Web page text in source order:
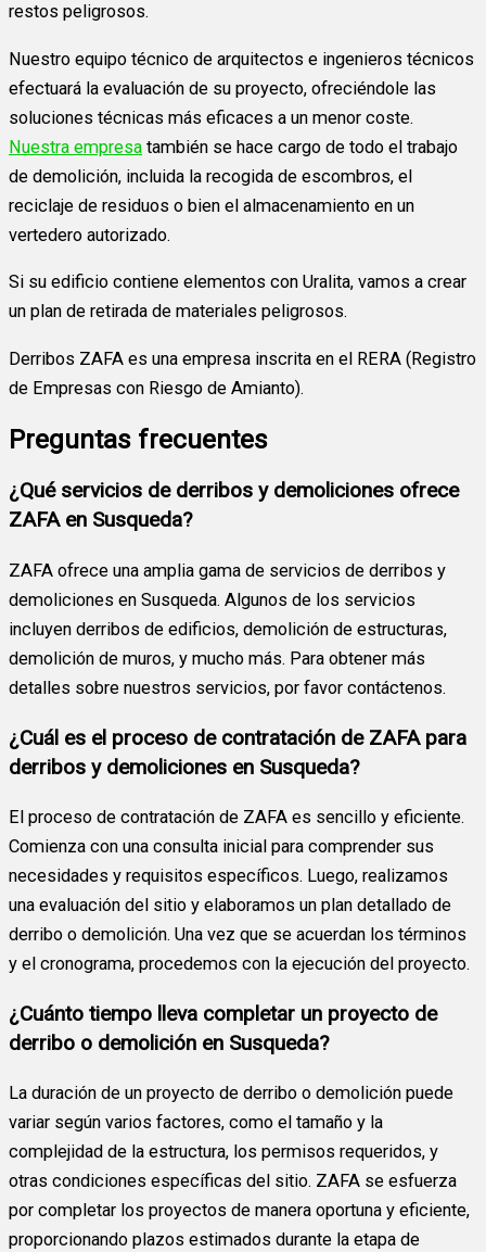
restos peligrosos.
Nuestro equipo técnico de arquitectos e ingenieros técnicos
efectuará la evaluación de su proyecto, ofreciéndole las
soluciones técnicas más eficaces a un menor coste.
Nuestra empresa también se hace cargo de todo el trabajo
de demolición, incluida la recogida de escombros, el
reciclaje de residuos o bien el almacenamiento en un
vertedero autorizado.
Si su edificio contiene elementos con Uralita, vamos a crear
un plan de retirada de materiales peligrosos.
Derribos ZAFA es una empresa inscrita en el RERA (Registro
de Empresas con Riesgo de Amianto).
Preguntas frecuentes
¿Qué servicios de derribos y demoliciones ofrece
ZAFA en Susqueda?
ZAFA ofrece una amplia gama de servicios de derribos y
demoliciones en Susqueda. Algunos de los servicios
incluyen derribos de edificios, demolición de estructuras,
demolición de muros, y mucho más. Para obtener más
detalles sobre nuestros servicios, por favor contáctenos.
¿Cuál es el proceso de contratación de ZAFA para
derribos y demoliciones en Susqueda?
El proceso de contratación de ZAFA es sencillo y eficiente.
Comienza con una consulta inicial para comprender sus
necesidades y requisitos específicos. Luego, realizamos
una evaluación del sitio y elaboramos un plan detallado de
derribo o demolición. Una vez que se acuerdan los términos
y el cronograma, procedemos con la ejecución del proyecto.
¿Cuánto tiempo lleva completar un proyecto de
derribo o demolición en Susqueda?
La duración de un proyecto de derribo o demolición puede
variar según varios factores, como el tamaño y la
complejidad de la estructura, los permisos requeridos, y
otras condiciones específicas del sitio. ZAFA se esfuerza
por completar los proyectos de manera oportuna y eficiente,
proporcionando plazos estimados durante la etapa de